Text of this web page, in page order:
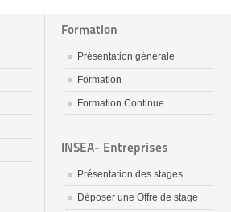
Formation
Présentation générale
Formation
Formation Continue
INSEA- Entreprises
Présentation des stages
Déposer une Offre de stage